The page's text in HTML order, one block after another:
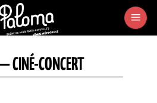
CINÉ-CONCERT